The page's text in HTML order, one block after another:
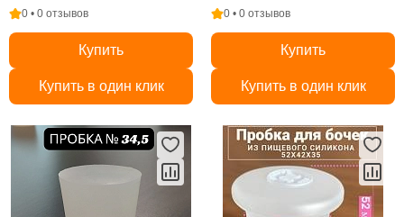
0 • 0 отзывов
Купить
Купить в один клик
0 • 0 отзывов
Купить
Купить в один клик